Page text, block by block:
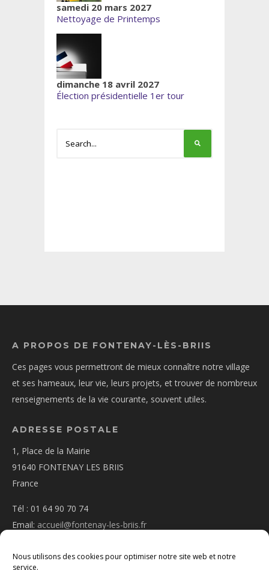
Nous utilisons des cookies pour optimiser notre site web et notre
service.
samedi 20 mars 2027
Nettoyage de Printemps
dimanche 18 avril 2027
Élection présidentielle 1er tour
A PROPOS DE FONTENAY-LÈS-BRIIS
Ces pages vous permettront de mieux connaître notre village
et ses hameaux, leur vie, leurs projets, et trouver de nombreux
renseignements de la vie courante, souvent utiles.
ADRESSE POSTALE
1, Place de la Mairie
91640 FONTENAY LES BRIIS
France
Tél : 01 64 90 70 74
Email: accueil@fontenay-les-briis.fr